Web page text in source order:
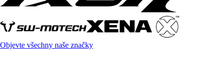
Objevte všechny naše značky